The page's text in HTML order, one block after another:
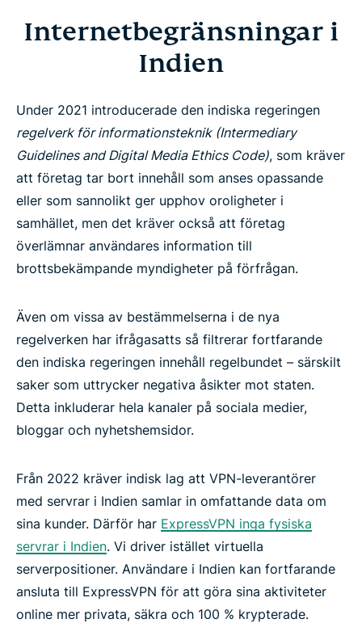
Internetbegränsningar i
Indien
Under 2021 introducerade den indiska regeringen
regelverk för informationsteknik (Intermediary
Guidelines and Digital Media Ethics Code), som kräver
att företag tar bort innehåll som anses opassande
eller som sannolikt ger upphov oroligheter i
samhället, men det kräver också att företag
överlämnar användares information till
brottsbekämpande myndigheter på förfrågan.
Även om vissa av bestämmelserna i de nya
regelverken har ifrågasatts så filtrerar fortfarande
den indiska regeringen innehåll regelbundet – särskilt
saker som uttrycker negativa åsikter mot staten.
Detta inkluderar hela kanaler på sociala medier,
bloggar och nyhetshemsidor.
Från 2022 kräver indisk lag att VPN-leverantörer
med servrar i Indien samlar in omfattande data om
sina kunder. Därför har ExpressVPN inga fysiska
servrar i Indien. Vi driver istället virtuella
serverpositioner. Användare i Indien kan fortfarande
ansluta till ExpressVPN för att göra sina aktiviteter
online mer privata, säkra och 100 % krypterade.